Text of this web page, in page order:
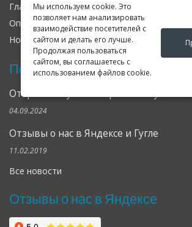
Мы используем cookie. Это
позволяет нам анализировать
взаимодействие посетителей с
сайтом и делать его лучше.
Продолжая пользоваться
сайтом, вы соглашаетесь с
использованием файлов cookie.
Главная О нас
Оплата
Доставка
Новости
Оферта
Последние новости
Открылся клубный сервис Geely в
04.09.2024
Отзывы о нас в Яндексе и Гугле
11.02.2019
Все новости
Отзывы о нас в Яндексе